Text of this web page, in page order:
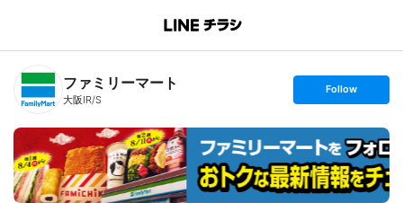
B
n
T
ファミリーマート
大阪IR/S
s
t
o
l
w
Follow